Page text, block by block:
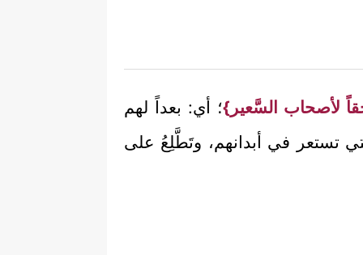
لأصحاب السَّعير}؛ أي: بعداً لهم
تستعر في أبدانهم، وتَطَّلِعُ على